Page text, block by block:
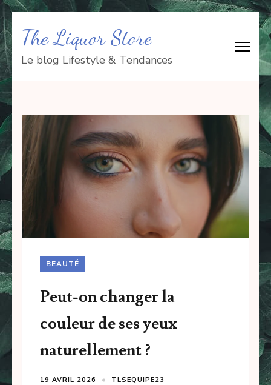
Aller
au
contenu
(Pressez
Entrée)
The Liquor Store
Le blog Lifestyle & Tendances
BEAUTÉ
Peut-on changer la
couleur de ses yeux
naturellement ?
19 AVRIL 2026 TLSEQUIPE23